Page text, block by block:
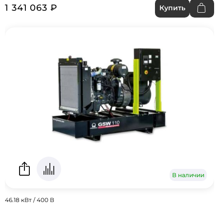
1 341 063 ₽
Купить
В наличии
46.18 кВт / 400 В